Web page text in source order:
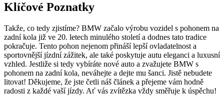
Klíčové Poznatky
Takže, co tedy zjistíme? BMW začalo výrobu vozidel s pohonem na
zadní kola již ve 20. letech minulého století a dodnes tato tradice
pokračuje. Tento pohon nejenom přináší lepší ovladatelnost a
sportovnější jízdní zážitek, ale také poskytuje autu eleganci a luxusní
vzhled. Jestliže si tedy vybíráte nové auto a zvažujete BMW s
pohonem na zadní kola, neváhejte a dejte mu šanci. Jistě nebudete
litovat! Děkujeme, že jste četli náš článek a přejeme vám hodně
radosti z každé vaší jízdy. Ať vás zvítězka vždy směřuje k úspěchu!